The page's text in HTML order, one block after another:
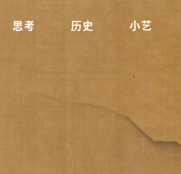
思考 历史 小艺